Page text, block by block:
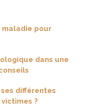
maladie pour
dans une
différentes
?